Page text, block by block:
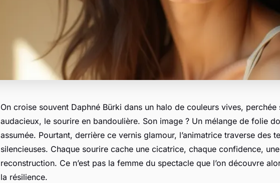
On croise souvent Daphné Bürki dans un halo de couleurs vives, perchée
audacieux, le sourire en bandoulière. Son image ? Un mélange de folie
assumée. Pourtant, derrière ce vernis glamour, l’animatrice traverse des
silencieuses. Chaque sourire cache une cicatrice, chaque confidence,
reconstruction. Ce n’est pas la femme du spectacle que l’on découvre
la résilience.